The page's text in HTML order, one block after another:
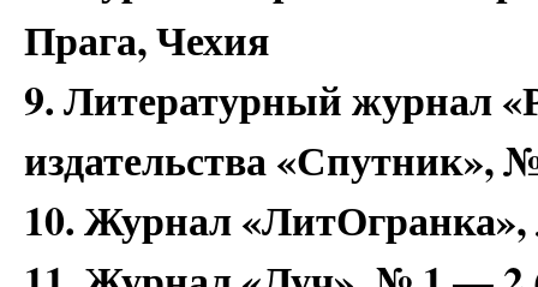
Прага, Чехия
9. Литературный журнал
издательства «Спутник»,
10. Журнал